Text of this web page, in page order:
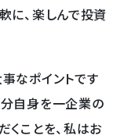
に、楽しんで投資
なポイントです
自身を一企業の
くことを、私はお